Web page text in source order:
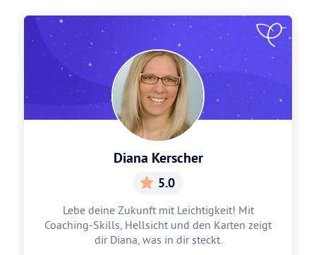
Diana Kerscher
5.0
Lebe deine Zukunft mit Leichtigkeit! Mit
Coaching-Skills, Hellsicht und den Karten zeigt
dir Diana, was in dir steckt.